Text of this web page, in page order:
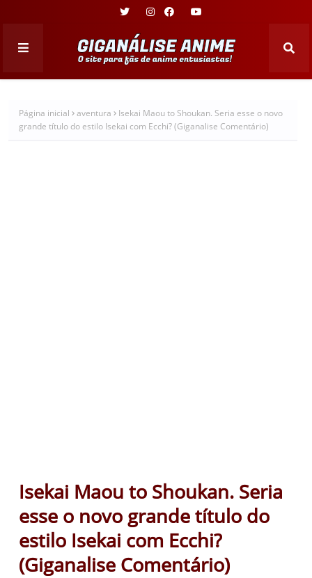
Página inicial aventura
Isekai Maou to Shoukan. Seria esse o novo
grande título do estilo Isekai com Ecchi? (Giganalise Comentário)
Isekai Maou to Shoukan. Seria
esse o novo grande título do
estilo Isekai com Ecchi?
(Giganalise Comentário)